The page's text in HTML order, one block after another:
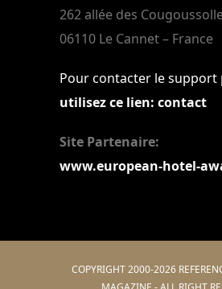
262 allée des
06110 Le Cannet – France
Pour contacter le support
utilisez ce lien: contact
Site Partenaire:
www.european-hotel-
COPYRIGHT 2000-2026